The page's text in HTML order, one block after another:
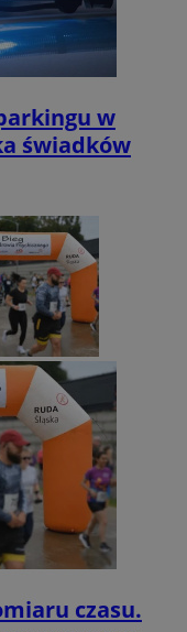
w
świadków
czasu.